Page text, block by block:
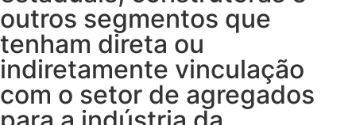
outros segmentos que
tenham direta ou
indiretamente vincu­lação
com o setor de agregados